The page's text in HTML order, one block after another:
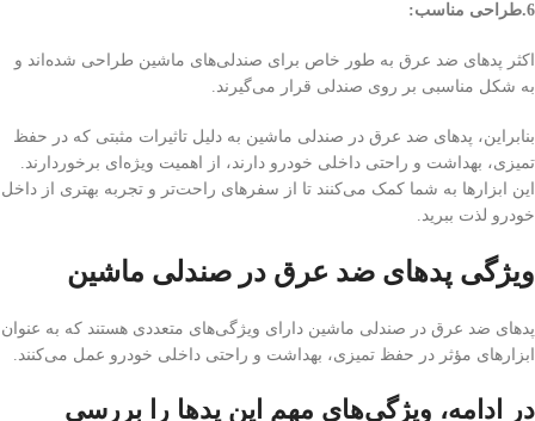
6.طراحی مناسب:
اکثر پد‌های ضد عرق به طور خاص برای صندلی‌های ماشین طراحی شده‌اند و
به شکل مناسبی بر روی صندلی قرار می‌گیرند.
بنابراین، پد‌های ضد عرق در صندلی ماشین به دلیل تاثیرات مثبتی که در حفظ
تمیزی، بهداشت و راحتی داخلی خودرو دارند، از اهمیت ویژه‌ای برخوردارند.
این ابزارها به شما کمک می‌کنند تا از سفرهای راحت‌تر و تجربه بهتری از داخل
خودرو لذت ببرید.
ویژگی پد‌های ضد عرق در صندلی ماشین
پد‌های ضد عرق در صندلی ماشین دارای ویژگی‌های متعددی هستند که به عنوان
ابزارهای مؤثر در حفظ تمیزی، بهداشت و راحتی داخلی خودرو عمل می‌کنند.
در ادامه، ویژگی‌های مهم این پد‌ها را بررسی